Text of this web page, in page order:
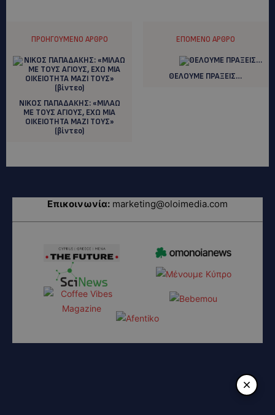
ΠΡΟΗΓΟΎΜΕΝΟ ΆΡΘΡΟ
NIKOΣ ΠΑΠΑΔΑΚΗΣ: «ΜΙΛΑΩ
ΜΕ ΤΟΥΣ ΑΓΙΟΥΣ, ΕΧΩ ΜΙΑ
ΟΙΚΕΙΟΤΗΤΑ ΜΑΖΙ ΤΟΥΣ»
(βίντεο)
ΕΠΌΜΕΝΟ ΆΡΘΡΟ
ΘΕΛΟΥΜΕ ΠΡΑΞΕΙΣ…
Επικοινωνία: marketing@oloimedia.com